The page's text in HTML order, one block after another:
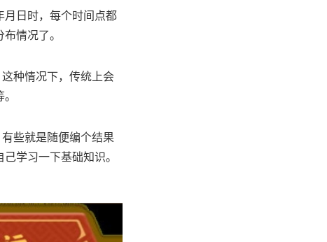
月日时，每个时间点都
情况了。
种情况下，传统上会
些就是随便编个结果
学习一下基础知识。